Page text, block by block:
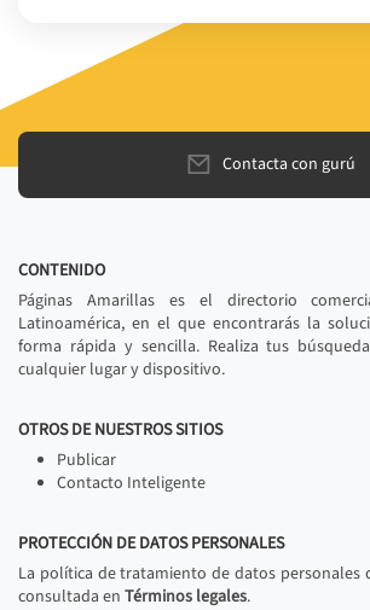
Contacta con gurú
CONTENIDO
Páginas Amarillas es el directorio
Latinoamérica, en el que encontrarás la
forma rápida y sencilla. Realiza tus
cualquier lugar y dispositivo.
OTROS DE NUESTROS SITIOS
Publicar
Contacto Inteligente
PROTECCIÓN DE DATOS PERSONALES
La política de tratamiento de datos personales
consultada en Términos legales.